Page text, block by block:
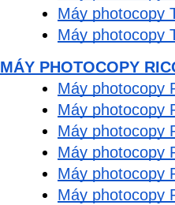
Máy photocopy
Máy photocopy
MÁY PHOTOCOPY
Máy photocopy
Máy photocopy
Máy photocopy
Máy photocopy
Máy photocopy
Máy photocopy